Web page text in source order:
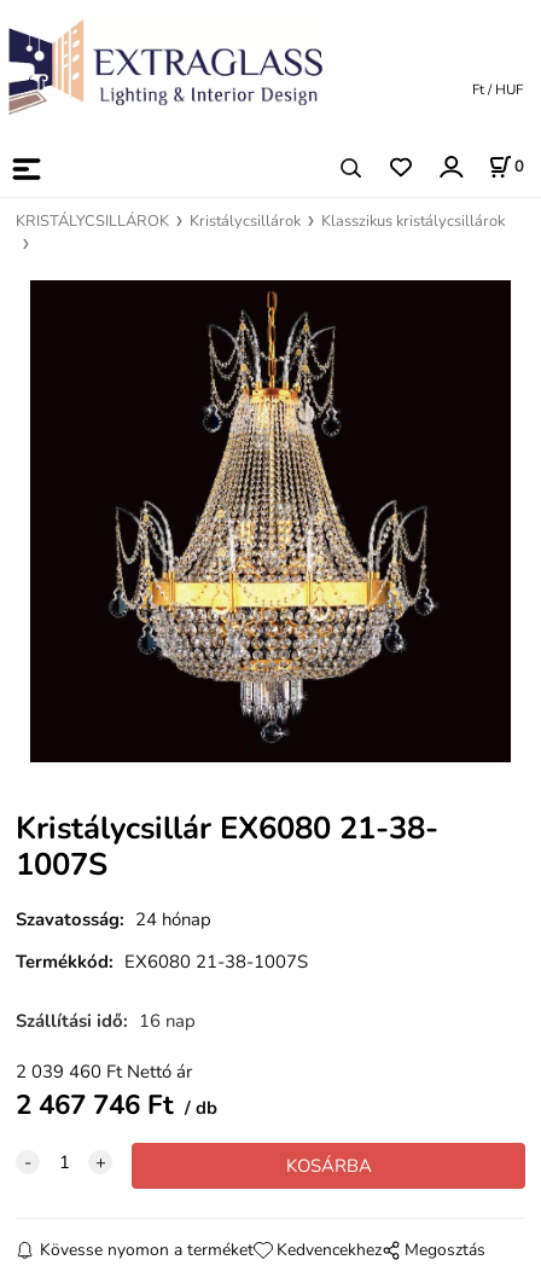
0
Ft / HUF
KRISTÁLYCSILLÁROK Kristálycsillárok Klasszikus kristálycsillárok
Kristálycsillár EX6080 21-38-
1007S
Szavatosság: 24 hónap
Termékkód: EX6080 21-38-1007S
Szállítási idő: 16 nap
2 039 460 Ft Nettó ár
2 467 746 Ft db
Kövesse nyomon a terméket Kedvencekhez Megosztás